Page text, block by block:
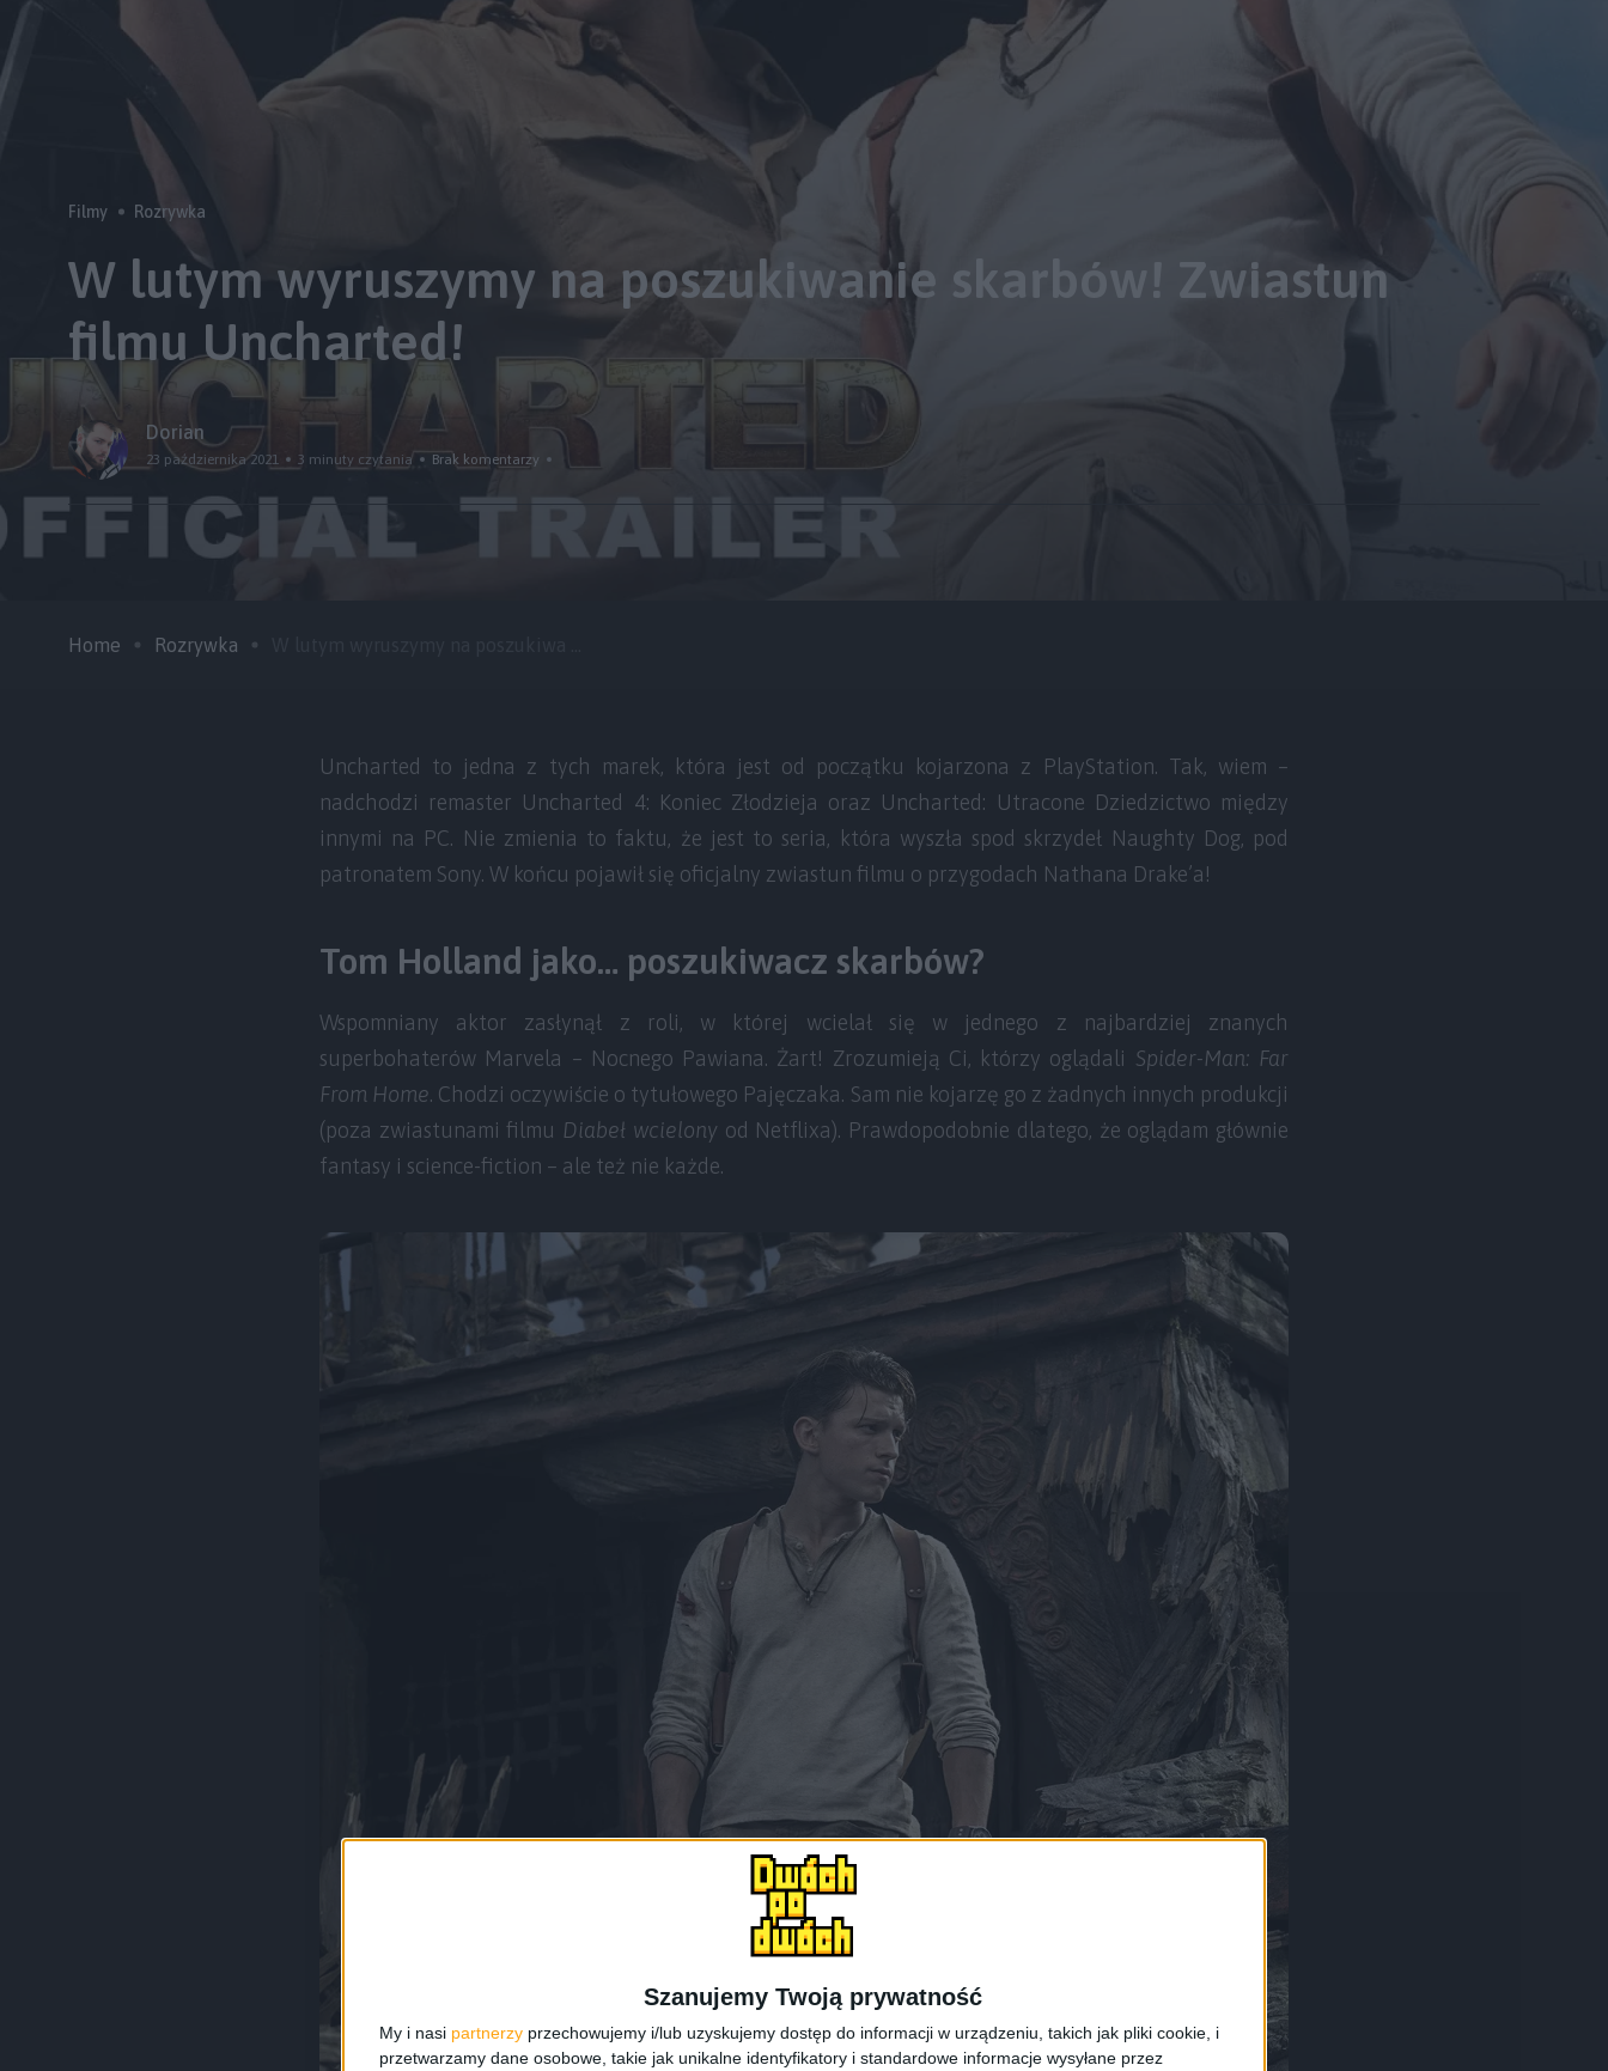
Szanujemy Twoją prywatność
My i nasi partnerzy przechowujemy i/lub uzyskujemy dostęp do informacji w urządzeniu, takich jak pliki cookie, i
przetwarzamy dane osobowe, takie jak unikalne identyfikatory i standardowe informacje wysyłane przez
Filmy Rozrywka
W lutym wyruszymy na poszukiwanie skarbów! Zwiastun
filmu Uncharted!
Dorian
23 października 2021 3 minuty czytania Brak komentarzy
Home Rozrywka
Uncharted to jedna z tych marek, która jest od początku kojarzona z PlayStation. Tak, wiem –
nadchodzi remaster Uncharted 4: Koniec Złodzieja oraz Uncharted: Utracone Dziedzictwo między
innymi na PC. Nie zmienia to faktu, że jest to seria, która wyszła spod skrzydeł Naughty Dog, pod
patronatem Sony. W końcu pojawił się oficjalny zwiastun filmu o przygodach Nathana Drake’a!
Tom Holland jako… poszukiwacz skarbów?
Wspomniany aktor zasłynął z roli, w której wcielał się w jednego z najbardziej znanych
superbohaterów Marvela – Nocnego Pawiana. Żart! Zrozumieją Ci, którzy oglądali Spider-Man: Far
From Home. Chodzi oczywiście o tytułowego Pajęczaka. Sam nie kojarzę go z żadnych innych produkcji
(poza zwiastunami filmu Diabeł wcielony od Netflixa). Prawdopodobnie dlatego, że oglądam głównie
fantasy i science-fiction – ale też nie każde.